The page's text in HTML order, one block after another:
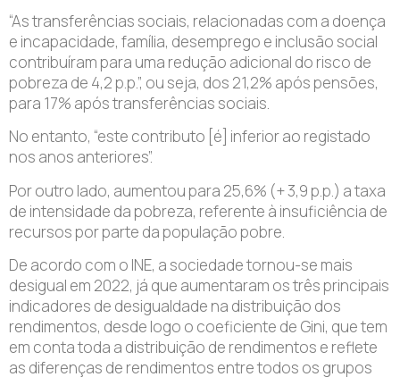
“As transferências sociais, relacionadas com a doença
e incapacidade, família, desemprego e inclusão social
contribuíram para uma redução adicional do risco de
pobreza de 4,2 p.p.”, ou seja, dos 21,2% após pensões,
para 17% após transferências sociais.
No entanto, “este contributo [é] inferior ao registado
nos anos anteriores”.
Por outro lado, aumentou para 25,6% (+ 3,9 p.p.) a taxa
de intensidade da pobreza, referente à insuficiência de
recursos por parte da população pobre.
De acordo com o INE, a sociedade tornou-se mais
desigual em 2022, já que aumentaram os três principais
indicadores de desigualdade na distribuição dos
rendimentos, desde logo o coeficiente de Gini, que tem
em conta toda a distribuição de rendimentos e reflete
as diferenças de rendimentos entre todos os grupos